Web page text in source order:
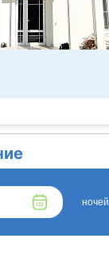
ночей